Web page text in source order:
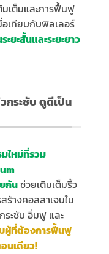
เต็มและการฟื้นฟู
อเทียบกับฟิลเลอร์
ยะสั้นและระยะยาว
กระชับ ดูดีเป็น
ใหม่ที่รวม
กันช่วยเติมเต็มริ้ว
ร้างคอลลาเจนใน
ระชับ อิ่มฟู และ
ผู้ที่ต้องการฟื้นฟู
นเดียว!